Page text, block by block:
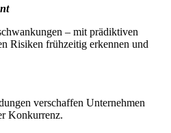
– mit prädiktiven
Risiken frühzeitig erkennen und
verschaffen Unternehmen
Konkurrenz.